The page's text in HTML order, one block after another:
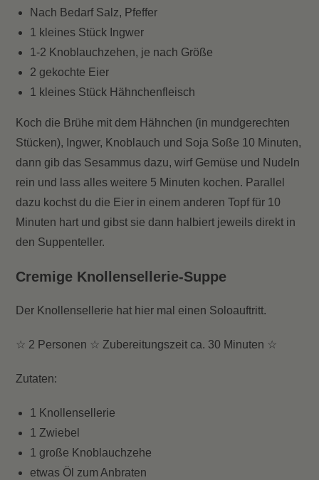
Nach Bedarf Salz, Pfeffer
1 kleines Stück Ingwer
1-2 Knoblauchzehen, je nach Größe
2 gekochte Eier
1 kleines Stück Hähnchenfleisch
Koch die Brühe mit dem Hähnchen (in mundgerechten
Stücken), Ingwer, Knoblauch und Soja Soße 10 Minuten,
dann gib das Sesammus dazu, wirf Gemüse und Nudeln
rein und lass alles weitere 5 Minuten kochen. Parallel
dazu kochst du die Eier in einem anderen Topf für 10
Minuten hart und gibst sie dann halbiert jeweils direkt in
den Suppenteller.
Cremige Knollensellerie-Suppe
Der Knollensellerie hat hier mal einen Soloauftritt.
☆ 2 Personen ☆ Zubereitungszeit ca. 30 Minuten ☆
Zutaten:
1 Knollensellerie
1 Zwiebel
1 große Knoblauchzehe
etwas Öl zum Anbraten